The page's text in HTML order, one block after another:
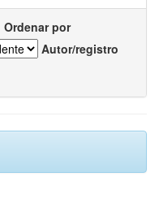
Ordenar por
Autor/registro